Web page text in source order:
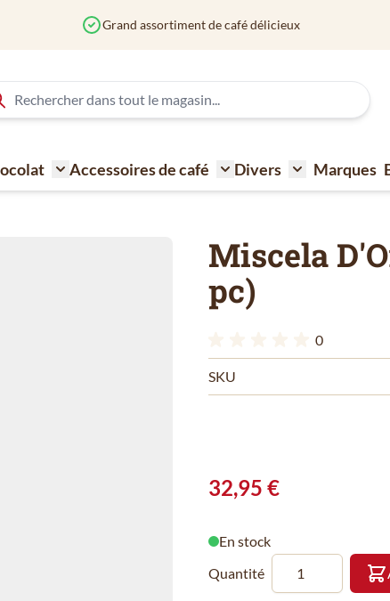
Grand assortiment de café délicieux
à café Toggle submenu for Sucre - Lait - Biscuit -
Accessoires de café
Toggle submenu for
Divers
Toggle
Marques
Miscela
pc)
0
SKU
32,95 €
En stock
Quantité